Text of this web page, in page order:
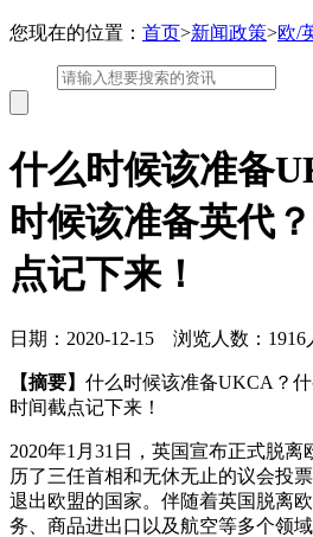
您现在的位置： 首页>新闻政策>欧/
什么时候该准备
时候该准备英代
点记下来！
日期：2020-12-15 浏览人数：1916
【摘要】 什么时候该准备UKCA？
时间截点记下来！
2020年1月31日，英国宣布正式脱
历了三任首相和无休无止的议会投
退出欧盟的国家。伴随着英国脱离
务、商品进出口以及航空等多个领